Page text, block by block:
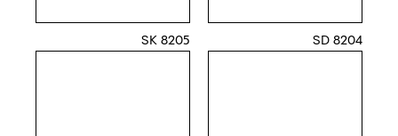
8204 SD
8205 SK